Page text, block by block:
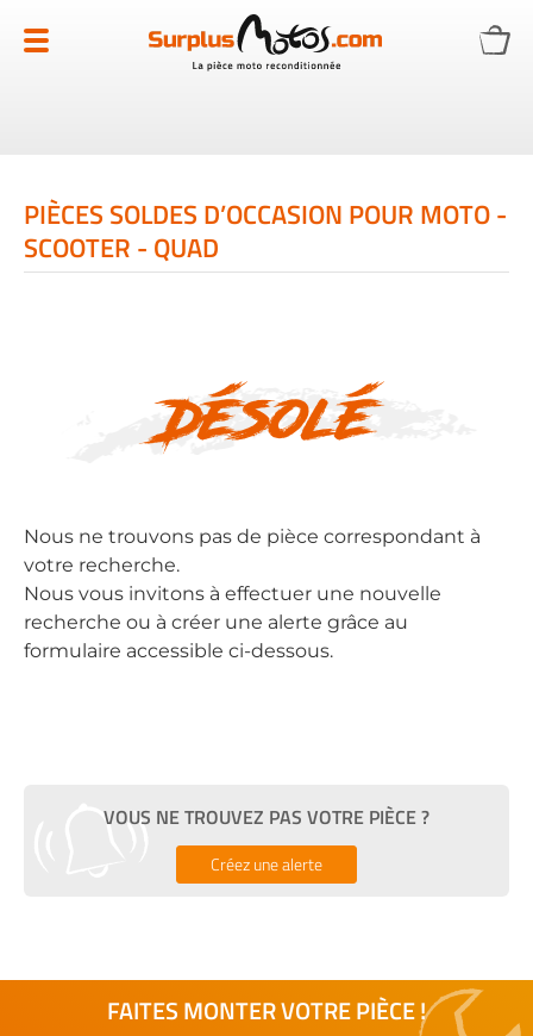
au
contenu
PIÈCES SOLDES D’OCCASION POUR MOTO -
SCOOTER - QUAD
Désolé
Nous ne trouvons pas de pièce correspondant à
votre recherche.
Nous vous invitons à effectuer une nouvelle
recherche ou à créer une alerte grâce au
formulaire accessible ci-dessous.
VOUS NE TROUVEZ PAS VOTRE PIÈCE ?
Créez une alerte
FAITES MONTER VOTRE PIÈCE !